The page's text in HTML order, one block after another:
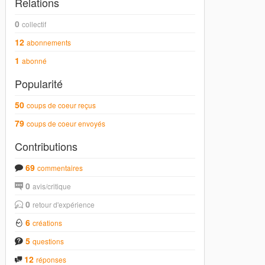
0 collectif
12 abonnements
1 abonné
Popularité
50 coups de coeur reçus
79 coups de coeur envoyés
Contributions
69 commentaires
0 avis/critique
0 retour d'expérience
6 créations
5 questions
12 réponses